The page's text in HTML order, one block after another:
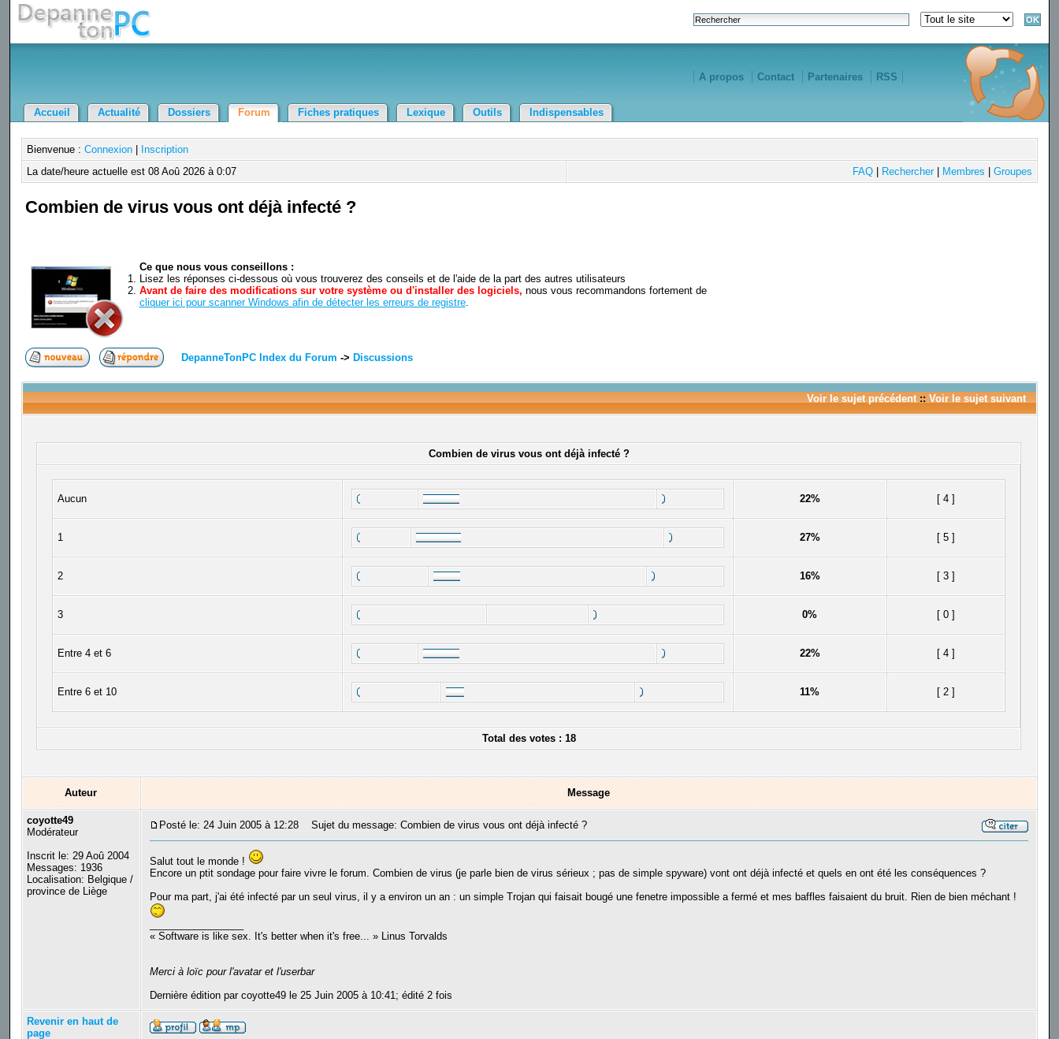
A propos Contact Partenaires RSS
Accueil Actualité Dossiers Forum Fiches pratiques Lexique Outils Indispensables
Bienvenue : Connexion|
Inscription
La date/heure actuelle est 08 Aoû 2026 à 0:07
FAQ| Rechercher| Membres Groupes
Combien de virus vous ont déjà infecté ?
Ce que nous vous conseillons :
Lisez les réponses ci-dessous où vous trouverez des conseils et de l'aide de la part des autres utilisateurs
Avant de faire des modifications sur votre système ou d'installer des logiciels, nous vous recommandons fortement de
cliquer ici pour scanner Windows afin de détecter les erreurs de registre.
DepanneTonPC Index du Forum -> Discussions
Voir le sujet précédent:: Voir le sujet suivant
Combien de virus vous ont déjà infecté ?
Aucun 22% [ 4 ]
1 27% [ 5 ]
2 16% [ 3 ]
3 0% [ 0 ]
Entre 4 et 6 22% [ 4 ]
Entre 6 et 10 11% [ 2 ]
Total des votes : 18
Auteur Message
coyotte49
Modérateur
Inscrit le: 29 Aoû 2004
Messages: 1936
Localisation: Belgique /
province de Liège
Posté le: 24 Juin 2005 à 12:28 Sujet du message: Combien de virus vous ont déjà infecté ?
Salut tout le monde !
Encore un ptit sondage pour faire vivre le forum. Combien de virus (je parle bien de virus sérieux ; pas de simple spyware) vont ont déjà infecté et quels en ont été les conséquences ?
Pour ma part, j'ai été infecté par un seul virus, il y a environ un an : un simple Trojan qui faisait bougé une fenetre impossible a fermé et mes baffles faisaient du bruit. Rien de bien méchant !
« Software is like sex. It's better when it's free... » Linus Torvalds
Merci à loïc pour l'avatar et l'userbar
Dernière édition par coyotte49 le 25 Juin 2005 à 10:41; édité 2 fois
Revenir en haut de
page